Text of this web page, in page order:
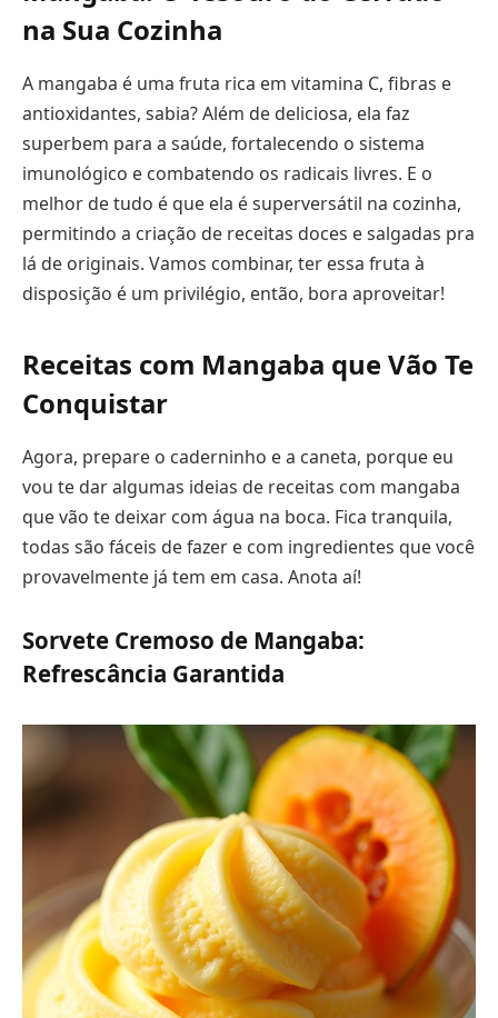
na Sua Cozinha
A mangaba é uma fruta rica em vitamina C, fibras e
antioxidantes, sabia? Além de deliciosa, ela faz
superbem para a saúde, fortalecendo o sistema
imunológico e combatendo os radicais livres. E o
melhor de tudo é que ela é superversátil na cozinha,
permitindo a criação de receitas doces e salgadas pra
lá de originais. Vamos combinar, ter essa fruta à
disposição é um privilégio, então, bora aproveitar!
Receitas com Mangaba que Vão Te
Conquistar
Agora, prepare o caderninho e a caneta, porque eu
vou te dar algumas ideias de receitas com mangaba
que vão te deixar com água na boca. Fica tranquila,
todas são fáceis de fazer e com ingredientes que você
provavelmente já tem em casa. Anota aí!
Sorvete Cremoso de Mangaba:
Refrescância Garantida